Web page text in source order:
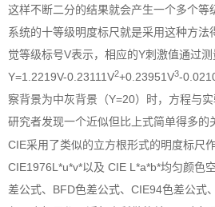
这样不断二分的结果就会产生一个多个
系统的十等级明度标尺就是采用这种方法
觉等级标号V表示，相应的Y刺激值通过测
Y=1.2219V-0.23111V2+0.23951V3-
察背景为中灰背景（Y=20）时，方程与
研究者发现一个近似但比上式简单得多的
CIE采用了类似的立方根形式的明度标尺
CIE1976L*u*v*以及 CIE L*a*b*均匀颜色
差公式、BFD色差公式、CIE94色差公式